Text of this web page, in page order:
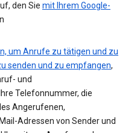
den Sie mit Ihrem Google-
um Anrufe zu tätigen und zu
senden und zu empfangen,
und
Telefonnummer, die
Angerufenen,
Adressen von Sender und